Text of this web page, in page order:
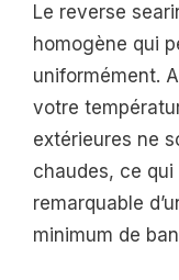
Le reverse
homogène qui
uniformément.
votre
extérieures ne
chaudes, ce
remarquable
minimum de